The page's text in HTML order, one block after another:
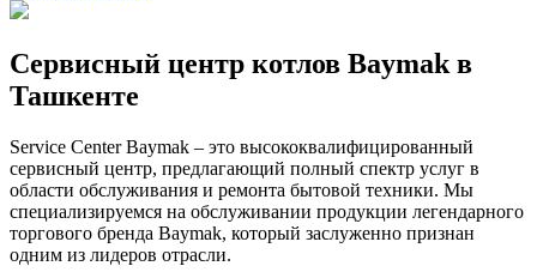
Сервисный центр котлов Baymak в
Ташкенте
Service Center Baymak – это высококвалифицированный
сервисный центр, предлагающий полный спектр услуг в
области обслуживания и ремонта бытовой техники. Мы
специализируемся на обслуживании продукции легендарного
торгового бренда Baymak, который заслуженно признан
одним из лидеров отрасли.